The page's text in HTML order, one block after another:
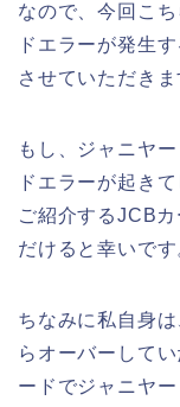
なので、今回こ
ドエラーが発生
させていただきま
もし、ジャニヤ
ドエラーが起き
ご紹介するJCB
だけると幸いです
ちなみに私自身
らオーバーして
ードでジャニヤ